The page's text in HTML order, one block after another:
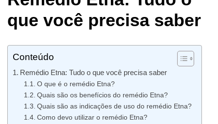
que você precisa saber
Conteúdo
Remédio Etna: Tudo o que você precisa saber
O que é o remédio Etna?
Quais são os benefícios do remédio Etna?
Quais são as indicações de uso do remédio Etna?
Como devo utilizar o remédio Etna?